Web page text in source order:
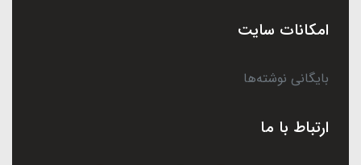
امکانات سایت
بایگانی نوشته‌ها
ارتباط با ما